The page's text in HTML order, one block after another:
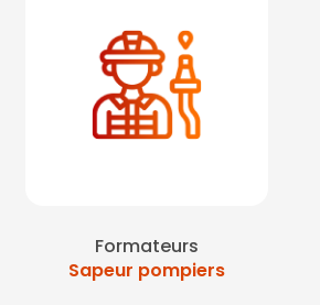
Formateurs
Sapeur pompiers